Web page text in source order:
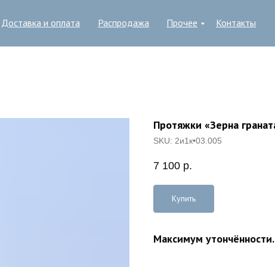
Контакты
Доставка и оплата Прочее
Распродажа
Протяжки «Зерна
SKU: 2и1к•03.005
7 100 р.
Купить
Максимум